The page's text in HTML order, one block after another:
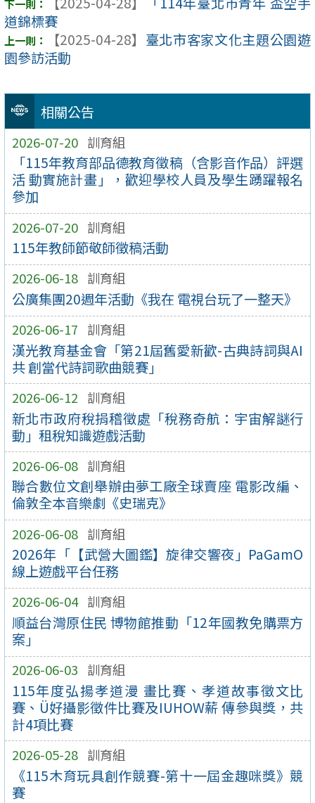
相關公告
2026-07-20 訓育組
「115年教育部品德教育徵稿（含影音作品）評選
活 動實施計畫」，歡迎學校人員及學生踴躍報名
參加
2026-07-20 訓育組
115年教師節敬師徵稿活動
2026-06-18 訓育組
公廣集團20週年活動《我在 電視台玩了一整天》
2026-06-17 訓育組
漢光教育基金會「第21屆舊愛新歡-古典詩詞與AI
共 創當代詩詞歌曲競賽」
2026-06-12 訓育組
新北市政府稅捐稽徵處「稅務奇航：宇宙解謎行
動」租稅知識遊戲活動
2026-06-08 訓育組
聯合數位文創舉辦由夢工廠全球賣座 電影改編、
倫敦全本音樂劇《史瑞克》
2026-06-08 訓育組
2026年「【武營大圖鑑】旋律交響夜」PaGamO
線上遊戲平台任務
2026-06-04 訓育組
順益台灣原住民 博物館推動「12年國教免購票方
案」
2026-06-03 訓育組
115年度弘揚孝道漫 畫比賽、孝道故事徵文比
賽、Ü好攝影徵件比賽及IUHOW薪 傳參與獎，共
計4項比賽
2026-05-28 訓育組
《115木育玩具創作競賽-第十一屆金趣咪獎》競
賽
道錦標賽
【2025-04-28】 臺北市客家文化主題公園遊
園參訪活動